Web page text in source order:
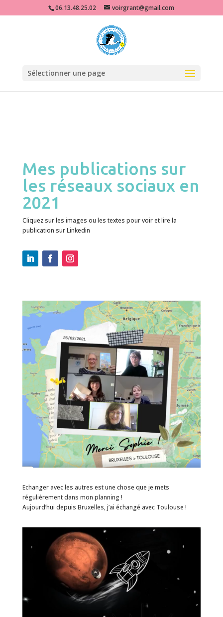
miss karl grant graphiste e-learning digital learning formation e-formation
pédagogie illustration interfaces UI design Ux design accessibilité
06.13.48.25.02 voirgrant@gmail.com
Sélectionner une page
Mes publications sur
les réseaux sociaux en
2021
Cliquez sur les images ou les textes pour voir et lire la
publication sur Linkedin
Echanger avec les autres est une chose que je mets
régulièrement dans mon planning !
Aujourd’hui depuis Bruxelles, j’ai échangé avec Toulouse !